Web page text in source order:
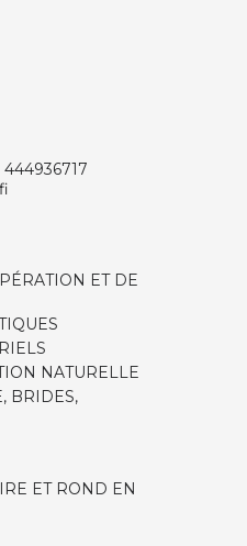
444936717
ET DE
NATURELLE
BRIDES,
ET ROND EN